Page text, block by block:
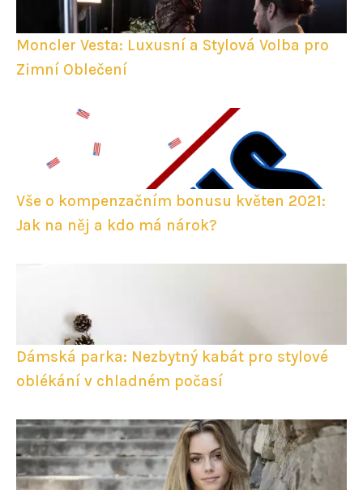
Moncler Vesta: Luxusní a Stylová Volba pro
Zimní Oblečení
Vše o kompenzačním bonusu květen 2021:
Jak na něj a kdo má nárok?
Dámská parka: Nezbytný kabát pro stylové
oblékání v chladném počasí